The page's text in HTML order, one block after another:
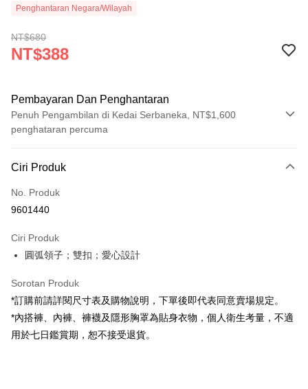
Penghantaran Negara/Wilayah
NT$680
NT$388
Pembayaran Dan Penghantaran
Penuh Pengambilan di Kedai Serbaneka, NT$1,600
penghataran percuma
Kad Kredit (Bayaran Penuh)
Pengambilan di Kedai Serbaneka
Apple Pay
Google Pay
OP Pay Later
Deskripsi
Ciri Produk
No. Produk
9601440
Ciri Produk
圓弧領子；雙扣；愛心設計
Sorotan Produk
*訂購前請詳閱尺寸表及購物說明，下單後即代表同意賣場規定。
*內搭褲、內褲、褲襪及隱形胸罩為貼身衣物，個人衛生考量，不適
用於七日鑑賞期，恕不接受退貨。